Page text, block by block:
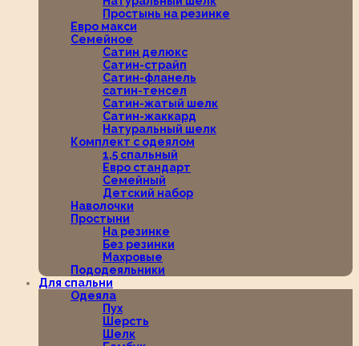
Простынь на резинке
Евро макси
Семейное
Сатин делюкс
Сатин-страйп
Сатин-фланель
сатин-тенсел
Сатин-жатый шелк
Сатин-жаккард
Натуральный шелк
Комплект с одеялом
1,5 спальный
Евро стандарт
Семейный
Детский набор
Наволочки
Простыни
На резинке
Без резинки
Махровые
Пододеяльники
Для спальни
Одеяла
Пух
Шерсть
Шелк